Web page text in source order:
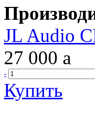
JL Audio
27 000 a
-
Купить